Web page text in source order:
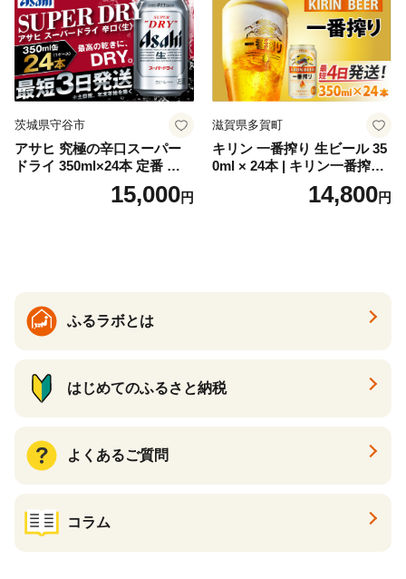
ソーダ割り アルコール ロッ
ク ソーダ ジントニック 】
茨城県守谷市
アサヒ 究極の辛口スーパー
ドライ 350ml×24本 定番 ビー
ル 缶ビール 酒 お酒 アルコー
15,000円
滋賀県多賀町
キリン 一番搾り 生ビール 35
0ml × 24本 | キリン一番搾り
キリンビール 一番搾り ビー
ル 24缶 きりんいちばんしぼ
14,800円
ふるラボとは
はじめてのふるさと納税
よくあるご質問
コラム